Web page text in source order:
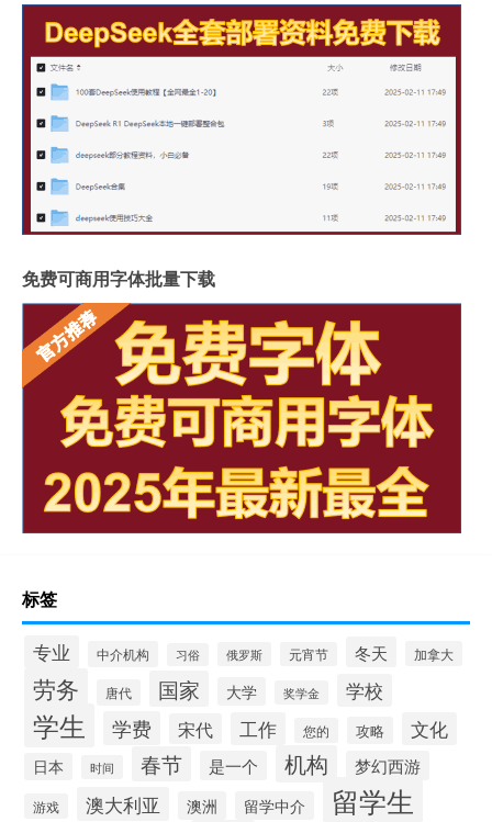
免费可商用字体批量下载
标签
专业 中介机构 习俗 俄罗斯 元宵节 冬天 加拿大
劳务 唐代 国家 大学 奖学金 学校
学生 学费 宋代 工作 您的 攻略 文化
日本 时间 春节 是一个 机构 梦幻西游
游戏 澳大利亚 澳洲 留学中介 留学生